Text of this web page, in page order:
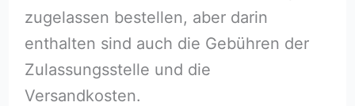
zugelassen bestellen, aber darin
enthalten sind auch die Gebühren der
Zulassungsstelle und die
Versandkosten.